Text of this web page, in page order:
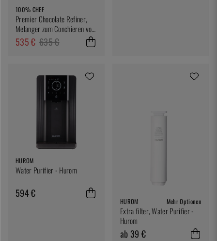
100% CHEF
Premier Chocolate Refiner,
Melanger zum Conchieren von
Schokolade - 100% Chef
535 € 635 €
HUROM
Water Purifier - Hurom
594 €
HUROM Mehr Optionen
Extra filter, Water Purifier -
Hurom
ab 39 €